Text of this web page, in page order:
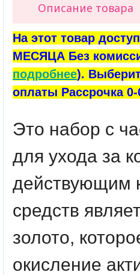
Описание товара
На этот товар
МЕСЯЦА Без
подробнее).
оплаты Рассрочка 0-
Это набор с
для ухода за
действующим
средств
золото,
окисление